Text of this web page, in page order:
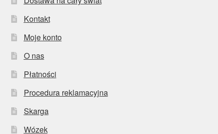
Kontakt
Moje konto
O nas
Płatności
Procedura reklamacyjna
Skarga
Wózek